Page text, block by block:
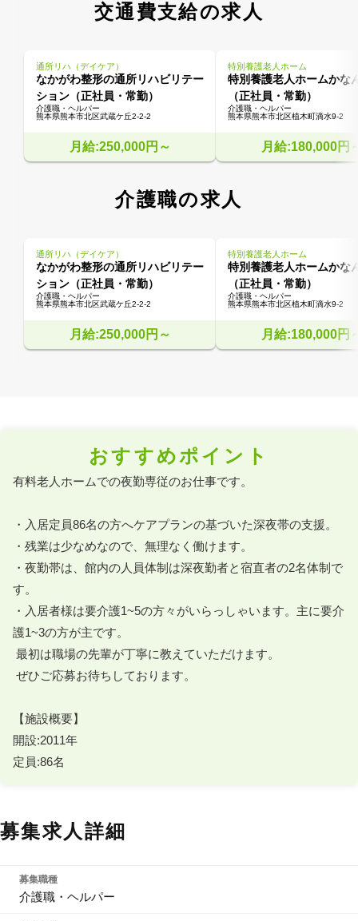
交通費支給の求人
通所リハ（デイケア）
なかがわ整形の通所リハビリテー
ション（正社員・常勤）
介護職・ヘルパー
熊本県熊本市北区武蔵ケ丘2-2-2
月給:250,000円～
特別養護老人ホーム
特別養護老人ホームかな
（正社員・常勤）
介護職・ヘルパー
熊本県熊本市北区植木町滴水9-2
月給:180,000円
介護職の求人
通所リハ（デイケア）
なかがわ整形の通所リハビリテー
ション（正社員・常勤）
介護職・ヘルパー
熊本県熊本市北区武蔵ケ丘2-2-2
月給:250,000円～
特別養護老人ホーム
特別養護老人ホームかな
（正社員・常勤）
介護職・ヘルパー
熊本県熊本市北区植木町滴水9-2
月給:180,000円
おすすめポイント
有料老人ホームでの夜勤専従のお仕事です。
・入居定員86名の方へケアプランの基づいた深夜帯の支援。
・残業は少なめなので、無理なく働けます。
・夜勤帯は、館内の人員体制は深夜勤者と宿直者の2名体制で
す。
・入居者様は要介護1~5の方々がいらっしゃいます。主に要介
護1~3の方が主です。
【施設概要】
開設:2011年
定員:86名
募集求人詳細
募集職種
介護職・ヘルパー